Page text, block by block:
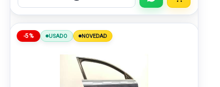
-5% USADO NOVEDAD